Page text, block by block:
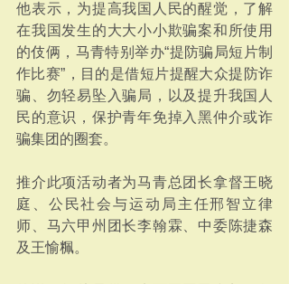
他表示，为提高我国人民的醒觉，了解
在我国发生的大大小小欺骗案和所使用
的伎俩，马青特别举办“提防骗局短片制
作比赛”，目的是借短片提醒大众提防诈
骗、勿轻易坠入骗局，以及提升我国人
民的意识，保护青年免掉入黑仲介或诈
骗集团的圈套。
推介此项活动者为马青总团长拿督王晓
庭、公民社会与运动局主任邢智立律
师、马六甲州团长李翰霖、中委陈捷森
及王愉䊃。